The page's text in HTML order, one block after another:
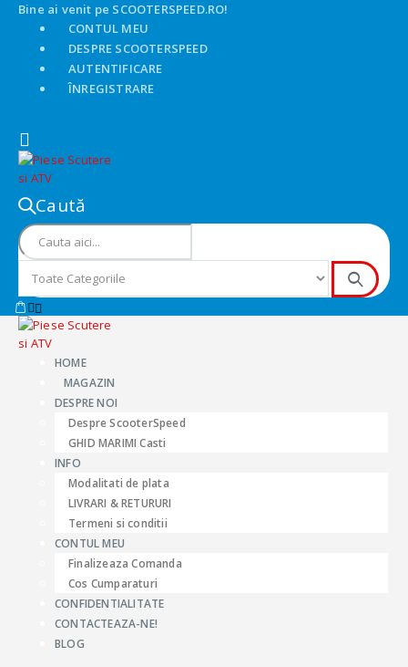
Bine ai venit pe SCOOTERSPEED.RO!
CONTUL MEU
DESPRE SCOOTERSPEED
AUTENTIFICARE
ÎNREGISTRARE
Caută
HOME
MAGAZIN
DESPRE NOI
Despre ScooterSpeed
GHID MARIMI Casti
INFO
Modalitati de plata
LIVRARI & RETURURI
Termeni si conditii
CONTUL MEU
Finalizeaza Comanda
Cos Cumparaturi
CONFIDENTIALITATE
CONTACTEAZA-NE!
BLOG